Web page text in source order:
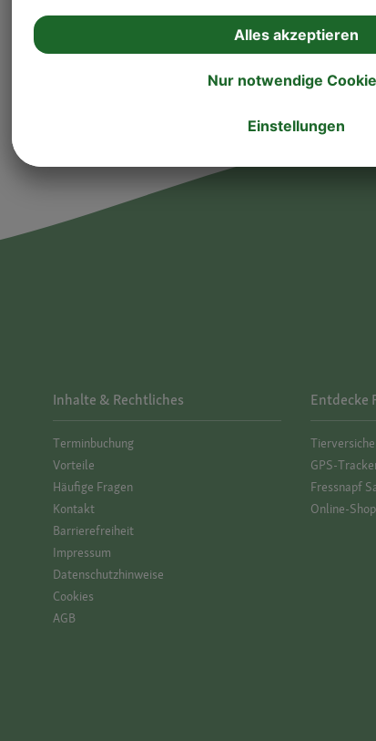
Inhalte & Rechtliches
Termin­buchung
Vorteile
Häufige Fragen
Kontakt
Barrierefreiheit
Impressum
Datenschutz­hinweise
Cookies
AGB
Entdecke
GPS-
Fressnapf
Online-Shop